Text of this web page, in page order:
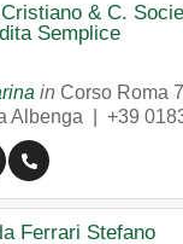
& C.
Semplice
in Corso Roma 7
Albenga | +39
Ferrari Stefano